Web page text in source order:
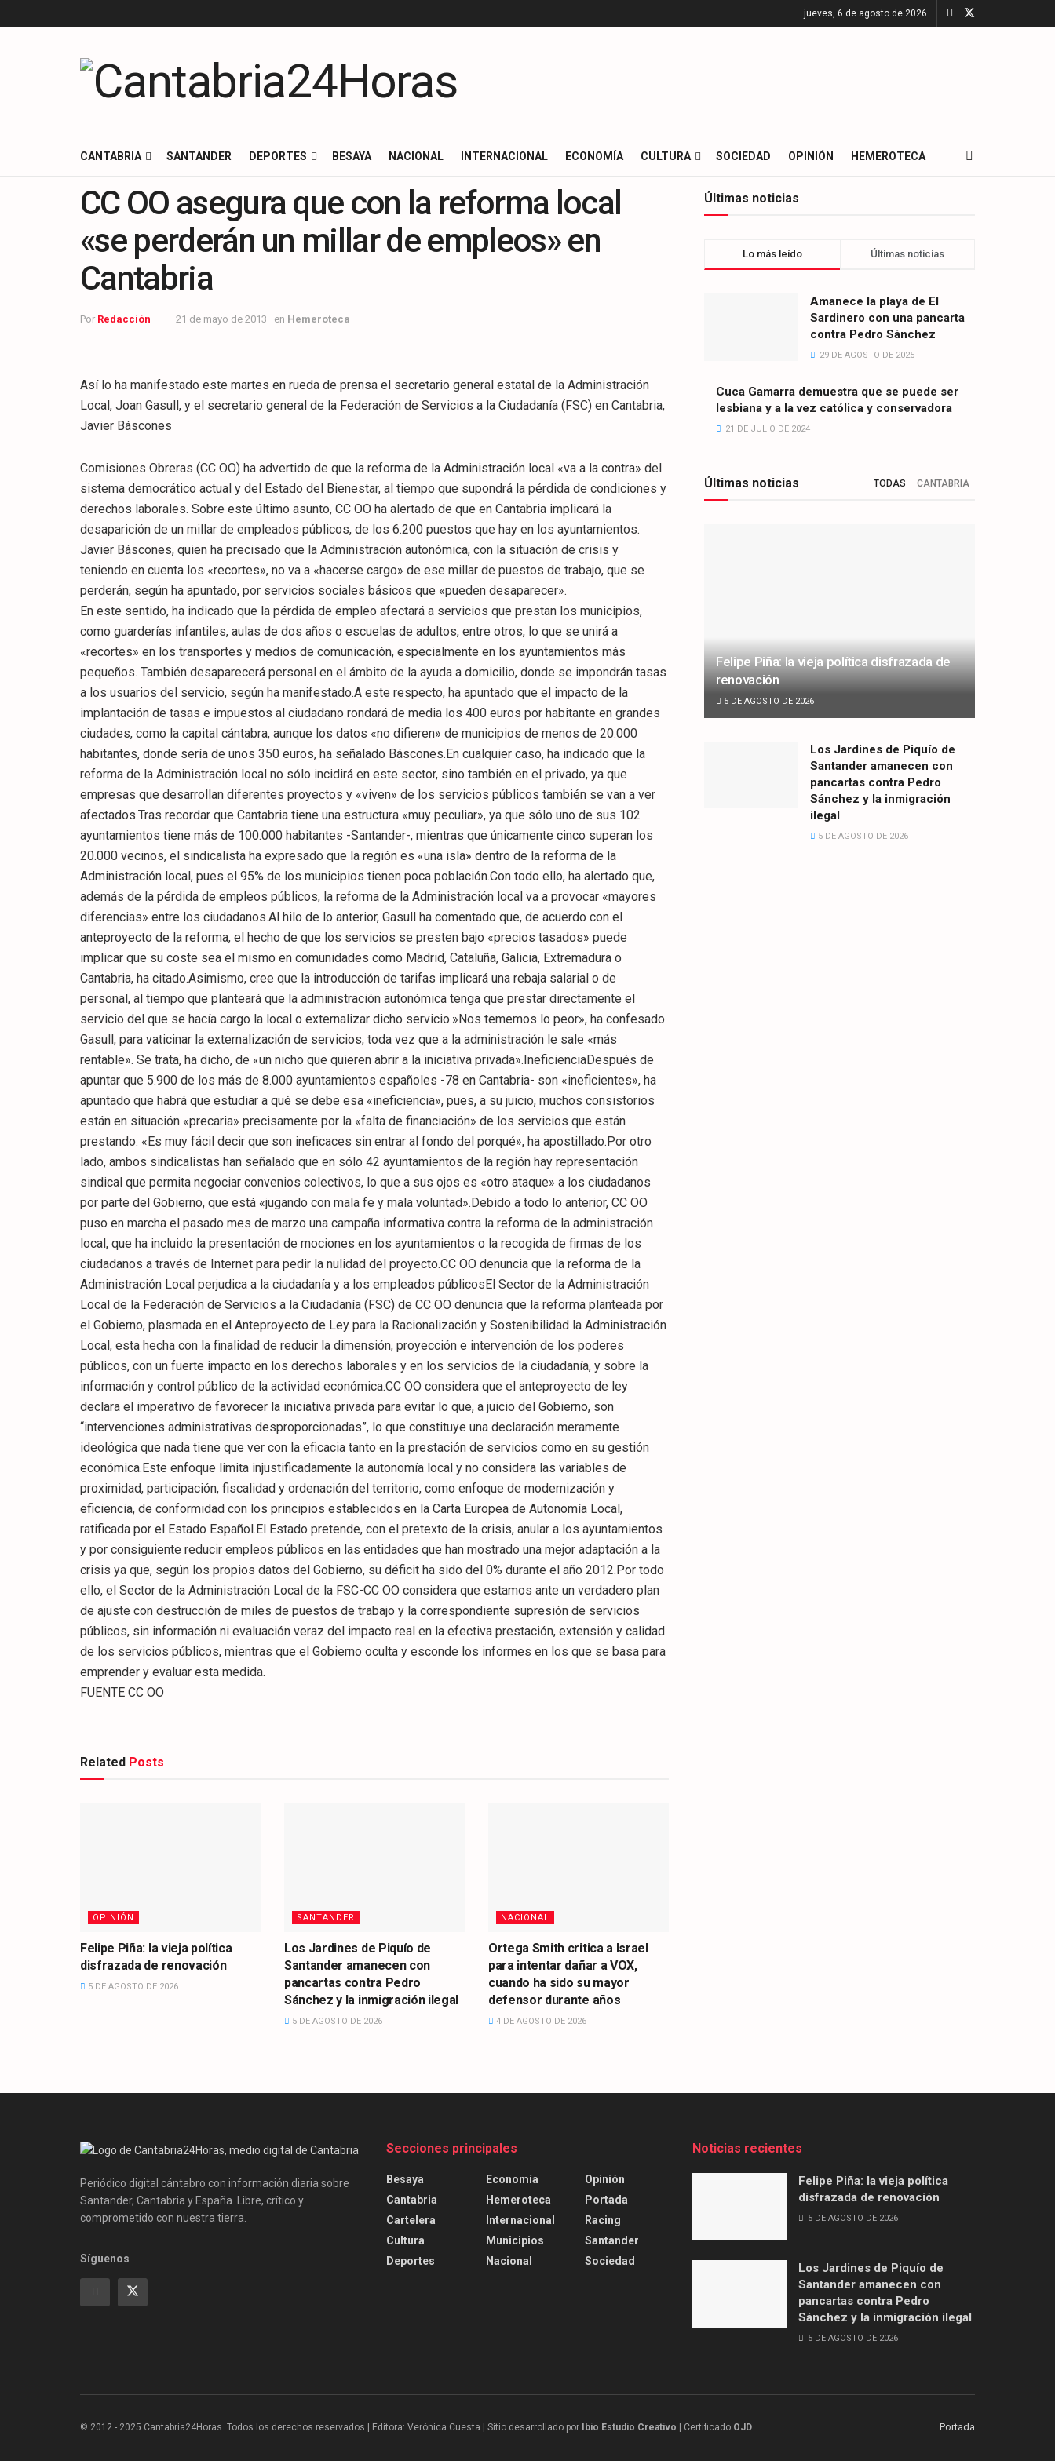
jueves, 6 de agosto de 2026
CANTABRIA SANTANDER DEPORTES BESAYA NACIONAL INTERNACIONAL ECONOMÍA CULTURA SOCIEDAD OPINIÓN HEMEROTECA
CC OO asegura que con la reforma local
«se perderán un millar de empleos» en
Cantabria
Por Redacción 21 de mayo de 2013 en Hemeroteca
Así lo ha manifestado este martes en rueda de prensa el secretario general estatal de la Administración
Local, Joan Gasull, y el secretario general de la Federación de Servicios a la Ciudadanía (FSC) en Cantabria,
Javier Báscones
Comisiones Obreras (CC OO) ha advertido de que la reforma de la Administración local «va a la contra» del
sistema democrático actual y del Estado del Bienestar, al tiempo que supondrá la pérdida de condiciones y
derechos laborales. Sobre este último asunto, CC OO ha alertado de que en Cantabria implicará la
desaparición de un millar de empleados públicos, de los 6.200 puestos que hay en los ayuntamientos.
Javier Báscones, quien ha precisado que la Administración autonómica, con la situación de crisis y
teniendo en cuenta los «recortes», no va a «hacerse cargo» de ese millar de puestos de trabajo, que se
perderán, según ha apuntado, por servicios sociales básicos que «pueden desaparecer».
En este sentido, ha indicado que la pérdida de empleo afectará a servicios que prestan los municipios,
como guarderías infantiles, aulas de dos años o escuelas de adultos, entre otros, lo que se unirá a
«recortes» en los transportes y medios de comunicación, especialmente en los ayuntamientos más
pequeños. También desaparecerá personal en el ámbito de la ayuda a domicilio, donde se impondrán tasas
a los usuarios del servicio, según ha manifestado.A este respecto, ha apuntado que el impacto de la
implantación de tasas e impuestos al ciudadano rondará de media los 400 euros por habitante en grandes
ciudades, como la capital cántabra, aunque los datos «no difieren» de municipios de menos de 20.000
habitantes, donde sería de unos 350 euros, ha señalado Báscones.En cualquier caso, ha indicado que la
reforma de la Administración local no sólo incidirá en este sector, sino también en el privado, ya que
empresas que desarrollan diferentes proyectos y «viven» de los servicios públicos también se van a ver
afectados.Tras recordar que Cantabria tiene una estructura «muy peculiar», ya que sólo uno de sus 102
ayuntamientos tiene más de 100.000 habitantes -Santander-, mientras que únicamente cinco superan los
20.000 vecinos, el sindicalista ha expresado que la región es «una isla» dentro de la reforma de la
Administración local, pues el 95% de los municipios tienen poca población.Con todo ello, ha alertado que,
además de la pérdida de empleos públicos, la reforma de la Administración local va a provocar «mayores
diferencias» entre los ciudadanos.Al hilo de lo anterior, Gasull ha comentado que, de acuerdo con el
anteproyecto de la reforma, el hecho de que los servicios se presten bajo «precios tasados» puede
implicar que su coste sea el mismo en comunidades como Madrid, Cataluña, Galicia, Extremadura o
Cantabria, ha citado.Asimismo, cree que la introducción de tarifas implicará una rebaja salarial o de
personal, al tiempo que planteará que la administración autonómica tenga que prestar directamente el
servicio del que se hacía cargo la local o externalizar dicho servicio.»Nos tememos lo peor», ha confesado
Gasull, para vaticinar la externalización de servicios, toda vez que a la administración le sale «más
rentable». Se trata, ha dicho, de «un nicho que quieren abrir a la iniciativa privada».IneficienciaDespués de
apuntar que 5.900 de los más de 8.000 ayuntamientos españoles -78 en Cantabria- son «ineficientes», ha
apuntado que habrá que estudiar a qué se debe esa «ineficiencia», pues, a su juicio, muchos consistorios
están en situación «precaria» precisamente por la «falta de financiación» de los servicios que están
prestando. «Es muy fácil decir que son ineficaces sin entrar al fondo del porqué», ha apostillado.Por otro
lado, ambos sindicalistas han señalado que en sólo 42 ayuntamientos de la región hay representación
sindical que permita negociar convenios colectivos, lo que a sus ojos es «otro ataque» a los ciudadanos
por parte del Gobierno, que está «jugando con mala fe y mala voluntad».Debido a todo lo anterior, CC OO
puso en marcha el pasado mes de marzo una campaña informativa contra la reforma de la administración
local, que ha incluido la presentación de mociones en los ayuntamientos o la recogida de firmas de los
ciudadanos a través de Internet para pedir la nulidad del proyecto.CC OO denuncia que la reforma de la
Administración Local perjudica a la ciudadanía y a los empleados públicosEl Sector de la Administración
Local de la Federación de Servicios a la Ciudadanía (FSC) de CC OO denuncia que la reforma planteada por
el Gobierno, plasmada en el Anteproyecto de Ley para la Racionalización y Sostenibilidad la Administración
Local, esta hecha con la finalidad de reducir la dimensión, proyección e intervención de los poderes
públicos, con un fuerte impacto en los derechos laborales y en los servicios de la ciudadanía, y sobre la
información y control público de la actividad económica.CC OO considera que el anteproyecto de ley
declara el imperativo de favorecer la iniciativa privada para evitar lo que, a juicio del Gobierno, son
“intervenciones administrativas desproporcionadas”, lo que constituye una declaración meramente
ideológica que nada tiene que ver con la eficacia tanto en la prestación de servicios como en su gestión
económica.Este enfoque limita injustificadamente la autonomía local y no considera las variables de
proximidad, participación, fiscalidad y ordenación del territorio, como enfoque de modernización y
eficiencia, de conformidad con los principios establecidos en la Carta Europea de Autonomía Local,
ratificada por el Estado Español.El Estado pretende, con el pretexto de la crisis, anular a los ayuntamientos
y por consiguiente reducir empleos públicos en las entidades que han mostrado una mejor adaptación a la
crisis ya que, según los propios datos del Gobierno, su déficit ha sido del 0% durante el año 2012.Por todo
ello, el Sector de la Administración Local de la FSC-CC OO considera que estamos ante un verdadero plan
de ajuste con destrucción de miles de puestos de trabajo y la correspondiente supresión de servicios
públicos, sin información ni evaluación veraz del impacto real en la efectiva prestación, extensión y calidad
de los servicios públicos, mientras que el Gobierno oculta y esconde los informes en los que se basa para
emprender y evaluar esta medida.
FUENTE CC OO
Related Posts
OPINIÓN
Felipe Piña: la vieja política
disfrazada de renovación
5 DE AGOSTO DE 2026
SANTANDER
Los Jardines de Piquío de
Santander amanecen con
pancartas contra Pedro
Sánchez y la inmigración ilegal
5 DE AGOSTO DE 2026
NACIONAL
Ortega Smith critica a Israel
para intentar dañar a VOX,
cuando ha sido su mayor
defensor durante años
4 DE AGOSTO DE 2026
Últimas noticias
Lo más leído Últimas noticias
Amanece la playa de El
Sardinero con una pancarta
contra Pedro Sánchez
29 DE AGOSTO DE 2025
Cuca Gamarra demuestra que se puede ser
lesbiana y a la vez católica y conservadora
21 DE JULIO DE 2024
Últimas noticias TODAS CANTABRIA
Felipe Piña: la vieja política disfrazada de
renovación
5 DE AGOSTO DE 2026
Los Jardines de Piquío de
Santander amanecen con
pancartas contra Pedro
Sánchez y la inmigración
ilegal
5 DE AGOSTO DE 2026
Periódico digital cántabro con información diaria sobre
Santander, Cantabria y España. Libre, crítico y
comprometido con nuestra tierra.
Síguenos
Secciones principales
Besaya
Cantabria
Cartelera
Cultura
Deportes
Economía
Hemeroteca
Internacional
Municipios
Nacional
Opinión
Portada
Racing
Santander
Sociedad
Noticias recientes
Felipe Piña: la vieja política
disfrazada de renovación
5 DE AGOSTO DE 2026
Los Jardines de Piquío de
Santander amanecen con
pancartas contra Pedro
Sánchez y la inmigración ilegal
5 DE AGOSTO DE 2026
Portada
© 2012 - 2025 Cantabria24Horas. Todos los derechos reservados | Editora: Verónica Cuesta | Sitio desarrollado por Ibio Estudio Creativo | Certificado OJD